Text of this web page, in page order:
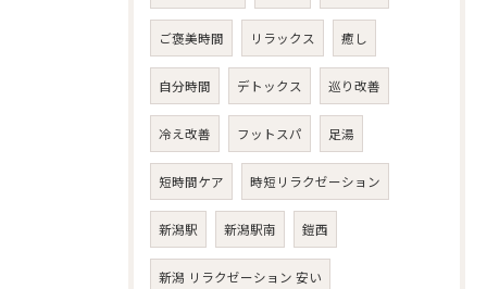
ご褒美時間 リラックス 癒し
自分時間 デトックス 巡り改善
冷え改善 フットスパ 足湯
短時間ケア 時短リラクゼーション
新潟駅 新潟駅南 鎧西
新潟 リラクゼーション 安い